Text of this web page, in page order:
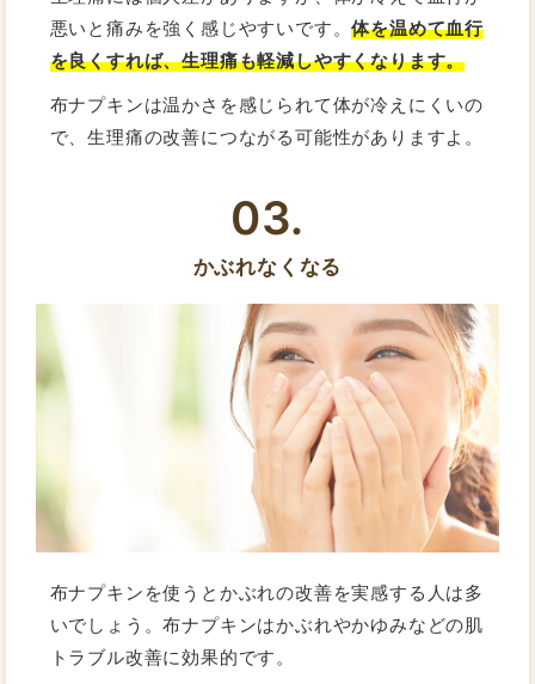
悪いと痛みを強く感じやすいです。体を温めて血行
を良くすれば、生理痛も軽減しやすくなります。
布ナプキンは温かさを感じられて体が冷えにくいの
で、生理痛の改善につながる可能性がありますよ。
03.
かぶれなくなる
布ナプキンを使うとかぶれの改善を実感する人は多
いでしょう。布ナプキンはかぶれやかゆみなどの肌
トラブル改善に効果的です。